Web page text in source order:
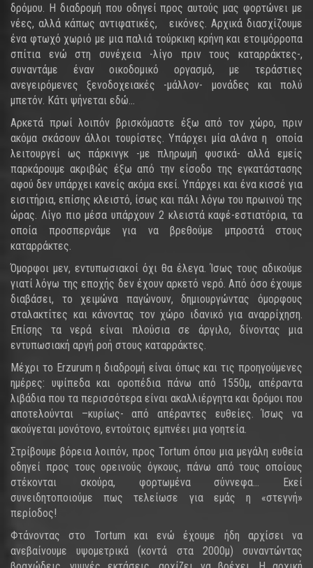
δρόμου. Η διαδρομή που οδηγεί προς αυτούς μας φορτώνει με
νέες, αλλά κάπως αντιφατικές, εικόνες. Αρχικά διασχίζουμε
ένα φτωχό χωριό με μια παλιά τούρκικη κρήνη και ετοιμόρροπα
σπίτια ενώ στη συνέχεια -λίγο πριν τους καταρράκτες-,
συναντάμε έναν οικοδομικό οργασμό, με τεράστιες
ανεγειρόμενες ξενοδοχειακές -μάλλον- μονάδες και πολύ
μπετόν. Κάτι ψήνεται εδώ...
Αρκετά πρωί λοιπόν βρισκόμαστε έξω από τον χώρο, πριν
ακόμα σκάσουν άλλοι τουρίστες. Υπάρχει μία αλάνα η οποία
λειτουργεί ως πάρκινγκ -με πληρωμή φυσικά- αλλά εμείς
παρκάρουμε ακριβώς έξω από την είσοδο της εγκατάστασης
αφού δεν υπάρχει κανείς ακόμα εκεί. Υπάρχει και ένα κισσέ για
εισιτήρια, επίσης κλειστό, ίσως και πάλι λόγω του πρωινού της
ώρας. Λίγο πιο μέσα υπάρχουν 2 κλειστά καφέ-εστιατόρια, τα
οποία προσπερνάμε για να βρεθούμε μπροστά στους
καταρράκτες.
Όμορφοι μεν, εντυπωσιακοί όχι θα έλεγα. Ίσως τους αδικούμε
γιατί λόγω της εποχής δεν έχουν αρκετό νερό. Από όσο έχουμε
διαβάσει, το χειμώνα παγώνουν, δημιουργώντας όμορφους
σταλακτίτες και κάνοντας τον χώρο ιδανικό για αναρρίχηση.
Επίσης τα νερά είναι πλούσια σε άργιλο, δίνοντας μια
εντυπωσιακή αργή ροή στους καταρράκτες.
Μέχρι το Erzurum η διαδρομή είναι όπως και τις προηγούμενες
ημέρες: υψίπεδα και οροπέδια πάνω από 1550μ, απέραντα
λιβάδια που τα περισσότερα είναι ακαλλιέργητα και δρόμοι που
αποτελούνται –κυρίως- από απέραντες ευθείες. Ίσως να
ακούγεται μονότονο, εντούτοις εμπνέει μια γοητεία.
Στρίβουμε βόρεια λοιπόν, προς Tortum όπου μια μεγάλη ευθεία
οδηγεί προς τους ορεινούς όγκους, πάνω από τους οποίους
στέκονται σκούρα, φορτωμένα σύννεφα... Εκεί
συνειδητοποιούμε πως τελείωσε για εμάς η «στεγνή»
περίοδος!
Φτάνοντας στο Tortum και ενώ έχουμε ήδη αρχίσει να
ανεβαίνουμε υψομετρικά (κοντά στα 2000μ) συναντώντας